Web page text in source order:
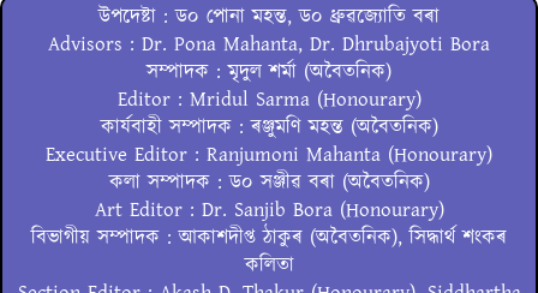
উপদেষ্টা : ড০ পোনা মহন্ত, ড০ ধ্ৰুৱজ্যোতি বৰা
Advisors : Dr. Pona Mahanta, Dr. Dhrubajyoti Bora
সম্পাদক : মৃদুল শৰ্মা (অবৈতনিক)
Editor : Mridul Sarma (Honourary)
কাৰ্যবাহী সম্পাদক : ৰঞ্জুমণি মহন্ত (অবৈতনিক)
Executive Editor : Ranjumoni Mahanta (Honourary)
কলা সম্পাদক : ড০ সঞ্জীৱ বৰা (অবৈতনিক)
Art Editor : Dr. Sanjib Bora (Honourary)
বিভাগীয় সম্পাদক : আকাশদীপ্ত ঠাকুৰ (অবৈতনিক), সিদ্ধাৰ্থ শংকৰ
কলিতা